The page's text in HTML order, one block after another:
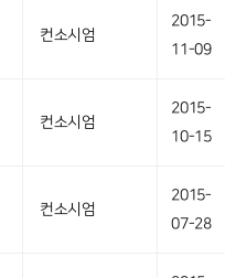
컨소시엄
2015-
11-09
컨소시엄
2015-
10-15
컨소시엄
2015-
07-28